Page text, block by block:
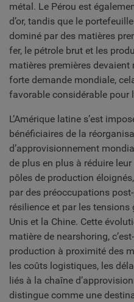
métal. Le Pérou est
d’or, tandis que le
dominé par des matières
fer, le pétrole brut et les
matières premières devaient
forte demande mondiale,
favorable considérable pour
L’Amérique latine s’est
bénéficiaires de la
d’approvisionnement
de plus en plus à réduire
pôles de production
par des préoccupations
résilience et par les
Unis et la Chine. Cette
matière de nearshoring,
production à proximité des
les coûts logistiques, les
liés à la chaîne
distingue comme une